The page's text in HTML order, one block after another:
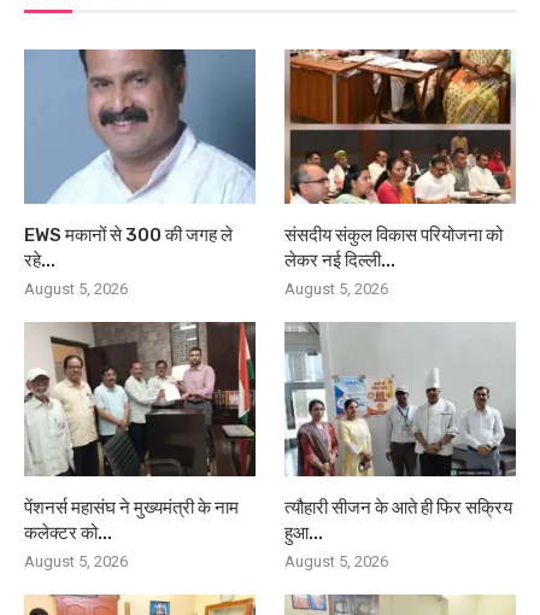
EWS मकानों से 300 की जगह ले
रहे...
August 5, 2026
संसदीय संकुल विकास परियोजना को
लेकर नई दिल्ली...
August 5, 2026
पेंशनर्स महासंघ ने मुख्यमंत्री के नाम
कलेक्टर को...
August 5, 2026
त्यौहारी सीजन के आते ही फिर सक्रिय
हुआ...
August 5, 2026